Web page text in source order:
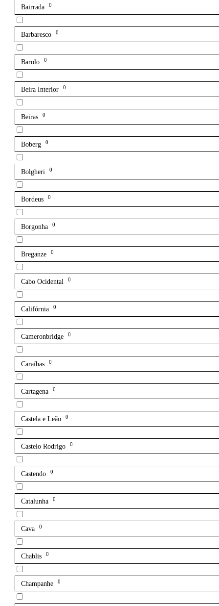
Bairrada 0
Barbaresco 0
Barolo 0
Beira Interior 0
Beiras 0
Boberg 0
Bolgheri 0
Bordeus 0
Borgonha 0
Breganze 0
Cabo Ocidental 0
Califórnia 0
Cameronbridge 0
Caraíbas 0
Cartagena 0
Castela e Leão 0
Castelo Rodrigo 0
Castendo 0
Catalunha 0
Cava 0
Chablis 0
Champanhe 0